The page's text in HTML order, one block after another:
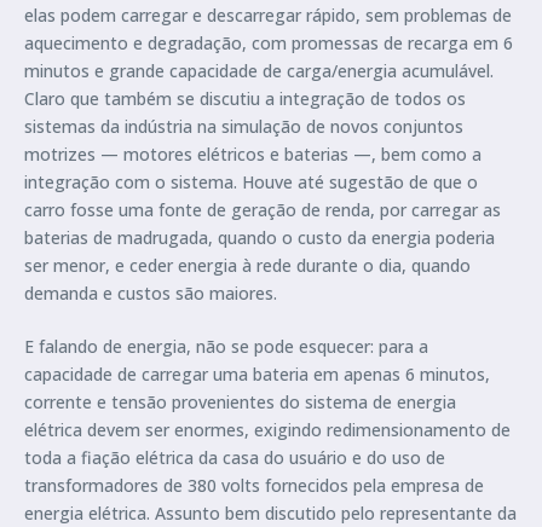
elas podem carregar e descarregar rápido, sem problemas de
aquecimento e degradação, com promessas de recarga em 6
minutos e grande capacidade de carga/energia acumulável.
Claro que também se discutiu a integração de todos os
sistemas da indústria na simulação de novos conjuntos
motrizes — motores elétricos e baterias —, bem como a
integração com o sistema. Houve até sugestão de que o
carro fosse uma fonte de geração de renda, por carregar as
baterias de madrugada, quando o custo da energia poderia
ser menor, e ceder energia à rede durante o dia, quando
demanda e custos são maiores.
E falando de energia, não se pode esquecer: para a
capacidade de carregar uma bateria em apenas 6 minutos,
corrente e tensão provenientes do sistema de energia
elétrica devem ser enormes, exigindo redimensionamento de
toda a fiação elétrica da casa do usuário e do uso de
transformadores de 380 volts fornecidos pela empresa de
energia elétrica. Assunto bem discutido pelo representante da